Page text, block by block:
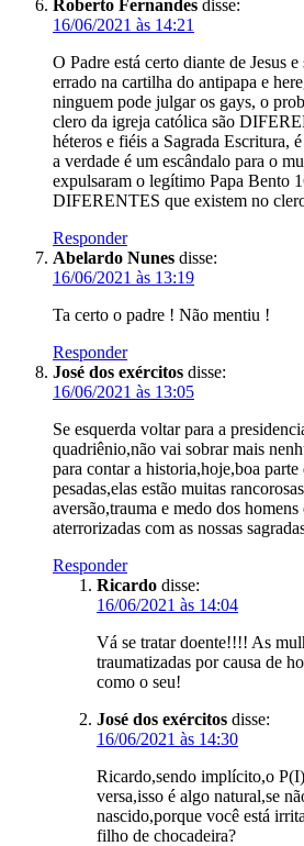
Roberto Fernandes disse:
16/06/2021 às 14:21
O Padre está certo diante de Jesus e
errado na cartilha do antipapa e
ninguem pode julgar os gays, o
clero da igreja católica são
héteros e fiéis a Sagrada Escritura,
a verdade é um escândalo para o
expulsaram o legítimo Papa Bento
DIFERENTES que existem no
Responder
Abelardo Nunes disse:
16/06/2021 às 13:19
Ta certo o padre ! Não mentiu !
Responder
José dos exércitos disse:
16/06/2021 às 13:05
Se esquerda voltar para a
quadriênio,não vai sobrar mais
para contar a historia,hoje,boa parte
pesadas,elas estão muitas
aversão,trauma e medo dos
aterrorizadas com as nossas
Responder
Ricardo disse:
16/06/2021 às 14:04
Vá se tratar doente!!!! As
traumatizadas por causa de
como o seu!
José dos exércitos disse:
16/06/2021 às 14:30
Ricardo,sendo implícito,o
versa,isso é algo natural,se
nascido,porque você está
filho de chocadeira?